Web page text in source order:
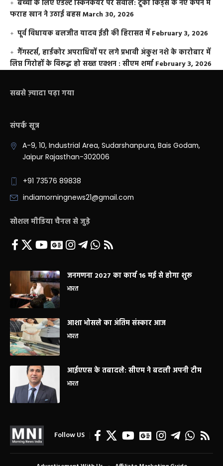
बच्चों के लिए एडल्ट स्किनकेयर पर सवाल: टूको किड्स के नए कैंपेन में
फराह खान ने उठाई बहसMarch 30, 2026
पूर्व विधायक बलजीत यादव ईडी की हिरासत में February 3, 2026
गैंगस्टर्स, हार्डकोर अपराधियों पर लगे प्रभावी अंकुश नशे के कारोबार में
लिप्त गिरोहों के विरूद्ध हो सख्त एक्शन : सीएम शर्मा February 3, 2026
सबसे ज़्यादा पढ़ा गया
संपर्क सूत्र
A-9, 10, Industrial Area, Sudarshanpura, Bais Godam,
Jaipur Rajasthan-302006
+91 73576 89838
indiamorningnews21@gmail.com
सोशल मीडिया चैनल से जुड़े
जनगणना 2027 का कार्य 16 मई से होगा शुरू
भारत
आशा भोसले का अंतिम संस्कार आज
भारत
आईएएस के तबादले: सीएम ने बदली अपनी टीम
भारत
Follow US